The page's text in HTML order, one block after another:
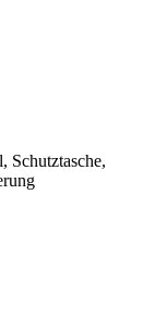
Schutztasche,